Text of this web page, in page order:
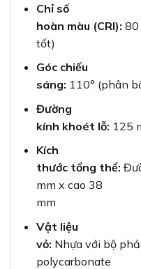
Chỉ số
hoàn màu (CRI): 80
tốt)
Góc chiếu
sáng: 110° (phân
Đường
kính khoét lỗ: 125
Kích
thước tổng thể:
mm x cao 38
mm
Vật liệu
vỏ: Nhựa với bộ
polycarbonate